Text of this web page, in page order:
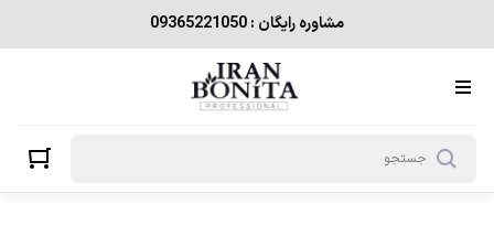
مشاوره رایگان : 09365221050